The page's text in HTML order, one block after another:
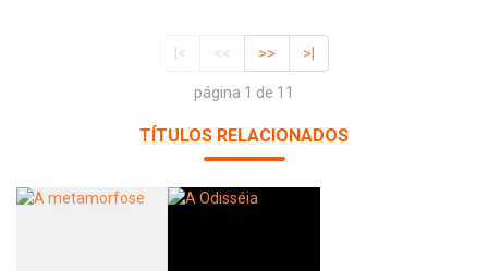
|< << >> >|
página 1 de 11
TÍTULOS RELACIONADOS